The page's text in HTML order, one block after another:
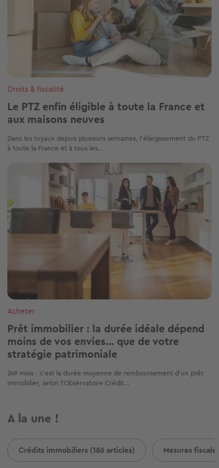
Droits & fiscalité
Le PTZ enfin éligible à toute la France et
aux maisons neuves
Dans les tuyaux depuis plusieurs semaines, l’élargissement du PTZ
à toute la France et à tous les...
Acheter
Prêt immobilier : la durée idéale dépend
moins de vos envies… que de votre
stratégie patrimoniale
249 mois : c’est la durée moyenne de remboursement d’un prêt
immobilier, selon l’Observatoire Crédit...
A la une !
Crédits immobiliers (186 articles) Mesures